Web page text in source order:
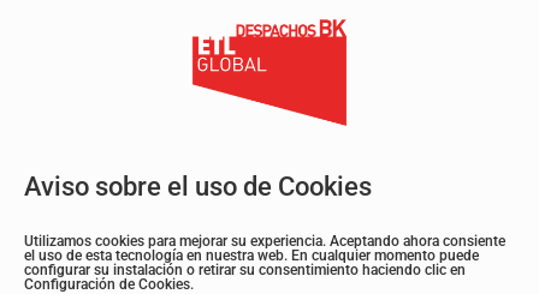
Aviso sobre el uso de Cookies
Utilizamos cookies para mejorar su experiencia. Aceptando ahora consiente
el uso de esta tecnología en nuestra web. En cualquier momento puede
configurar su instalación o retirar su consentimiento haciendo clic en
Configuración de Cookies.
Ana Ercoreca, Inspectora de Trabajo y
Seguridad Social y Vicepresidenta de la
Asociación Internacional de la Inspección de
Trabajomercantiles. Manuel Calavia.
11:15 – 11:30h: Novedades y Herramientas en
Recursos Humanos para las empresas: Alicia
Calleja, responsable del área de Recursos
Humanos de la oficina de Burgos.